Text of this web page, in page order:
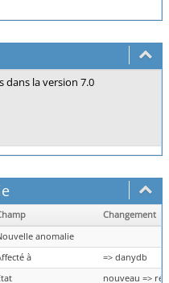
dans la version 7.0
Changement
anomalie
à
=> danydb
nouveau =>